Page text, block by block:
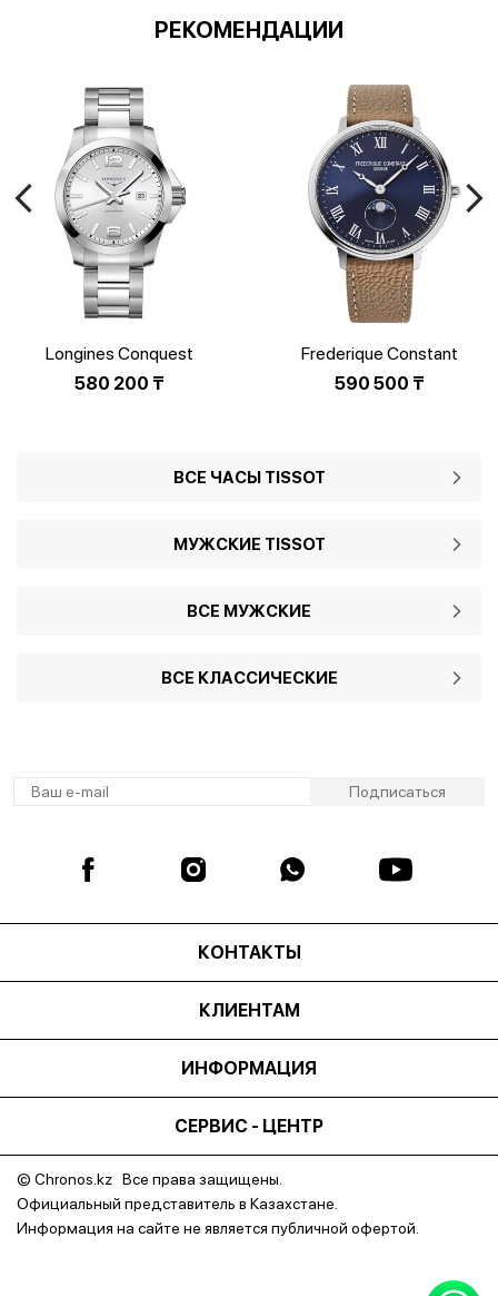
РЕКОМЕНДАЦИИ
Longines Conquest
L3.760.4.76.6
580 200 ₸
Frederique Constant
Moonphase FC-206RN3S6
590 500 ₸
ВСЕ ЧАСЫ TISSOT
МУЖСКИЕ TISSOT
ВСЕ МУЖСКИЕ
ВСЕ КЛАССИЧЕСКИЕ
КОНТАКТЫ
КЛИЕНТАМ
ИНФОРМАЦИЯ
СЕРВИС - ЦЕНТР
© Chronos.kz Все права защищены.
Официальный представитель в Казахстане.
Информация на сайте не является публичной офертой.